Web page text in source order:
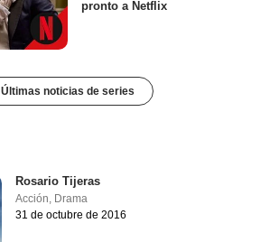
pronto a Netflix
Últimas noticias de series
Rosario Tijeras
Acción Drama
31 de octubre de 2016